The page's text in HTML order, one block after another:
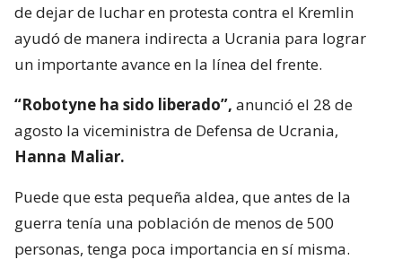
de dejar de luchar en protesta contra el Kremlin
ayudó de manera indirecta a Ucrania para lograr
un importante avance en la línea del frente.
“Robotyne ha sido liberado”, anunció el 28 de
agosto la viceministra de Defensa de Ucrania,
Hanna Maliar.
Puede que esta pequeña aldea, que antes de la
guerra tenía una población de menos de 500
personas, tenga poca importancia en sí misma.